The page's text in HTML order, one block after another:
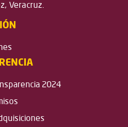
Veracruz.
2024